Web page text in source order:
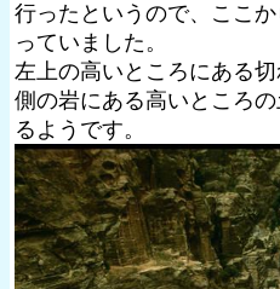
行ったというので、ここ
っていました。
左上の高いところにある
側の岩にある高いところ
るようです。